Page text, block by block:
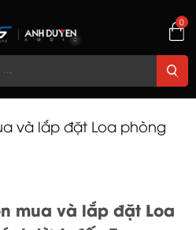
0
và lắp đặt Loa phòng
mua và lắp đặt Loa